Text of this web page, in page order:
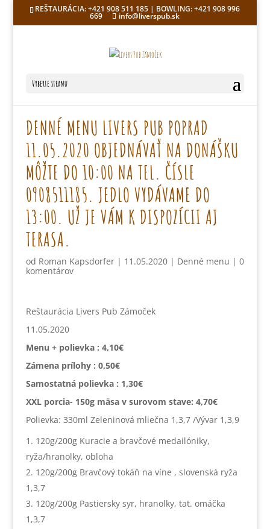
REŠTAURÁCIA: +421 908 511 185 | BOWLING: +421 908 996
669 info@liverspub.sk
Vyberte stranu
DENNÉ MENU LIVERS PUB POPRAD
11.05.2020 OBJEDNÁVAŤ NA DONÁŠKU
MÔŽTE DO 10:00 NA TEL. ČÍSLE
0908511185. JEDLO VYDÁVAME DO
13:00. UŽ JE VÁM K DISPOZÍCII AJ
TERASA.
od Roman Kapsdorfer| 11.05.2020| Denné menu | 0
komentárov
Reštaurácia Livers Pub Zámoček
11.05.2020
Menu + polievka : 4,10€
Zámena prílohy : 0,50€
Samostatná polievka : 1,30€
XXL porcia- 150g mäsa v surovom stave: 4,70€
Polievka: 330ml Zeleninová mliečna 1,3,7 /Vývar 1,3,9
120g/200g Kuracie a bravčové medailóniky,
ryža/hranolky, obloha
120g/200g Bravčový tokáň na víne , slovenská ryža
1,3,7
120g/200g Pastiersky syr, hranolky, tat. omáčka
1,3,7